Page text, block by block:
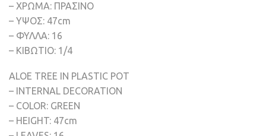
– ΧΡΩΜΑ: ΠΡΑΣΙΝΟ
– ΥΨΟΣ: 47cm
– ΦΥΛΛΑ: 16
– ΚΙΒΩΤΙΟ: 1/4
ALOE TREE IN PLASTIC POT
– INTERNAL DECORATION
– COLOR: GREEN
– HEIGHT: 47cm